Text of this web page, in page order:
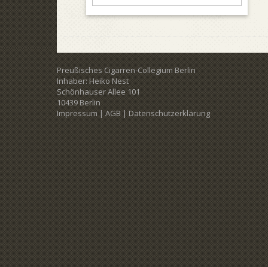
Preußisches Cigarren-Collegium Berlin
Inhaber: Heiko Nest
Schönhauser Allee 101
10439 Berlin
Impressum|AGB|Datenschutzerklärung